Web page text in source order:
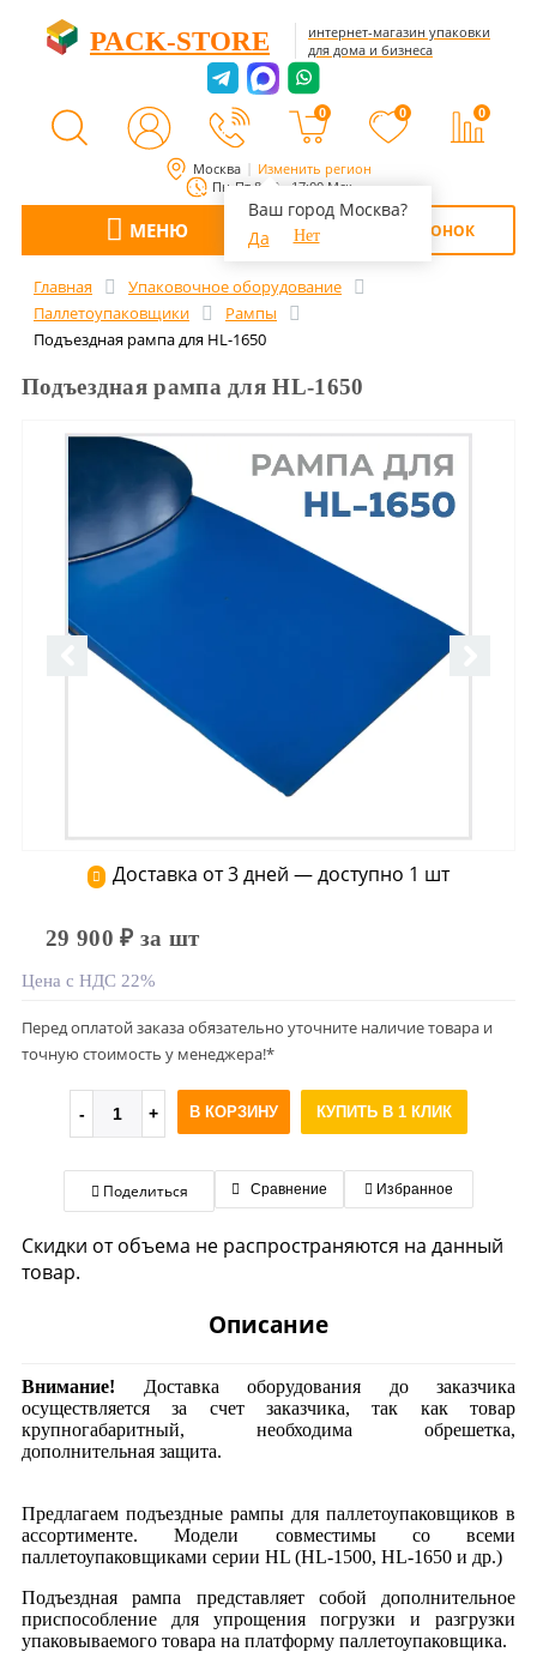
Москва Изменить регион
Ваш город Москва?
Да
Нет
Пн-Пт 8:00 - 17:00 Мск
PACK-STORE
интернет-магазин упаковки
для дома и бизнеса
0 0 0
МЕНЮ ОБРАТНЫЙ ЗВОНОК
Главная
Упаковочное оборудование
Паллетоупаковщики
Рампы
Подъездная рампа для HL-1650
Подъездная рампа для HL-1650
Доставка от 3 дней — доступно 1 шт
29 900 ₽ за шт
Цена с НДС 22%
Перед оплатой заказа обязательно уточните наличие товара и
точную стоимость у менеджера!*
В КОРЗИНУ КУПИТЬ В 1 КЛИК
Поделиться Сравнение Избранное
Скидки от объема не распространяются на данный
товар.
Описание
Внимание! Доставка оборудования до заказчика
осуществляется за счет заказчика, так как товар
крупногабаритный, необходима обрешетка,
дополнительная защита.
Предлагаем подъездные рампы для паллетоупаковщиков в
ассортименте. Модели совместимы со всеми
паллетоупаковщиками серии HL (HL-1500, HL-1650 и др.)
Подъездная рампа представляет собой дополнительное
приспособление для упрощения погрузки и разгрузки
упаковываемого товара на платформу паллетоупаковщика.